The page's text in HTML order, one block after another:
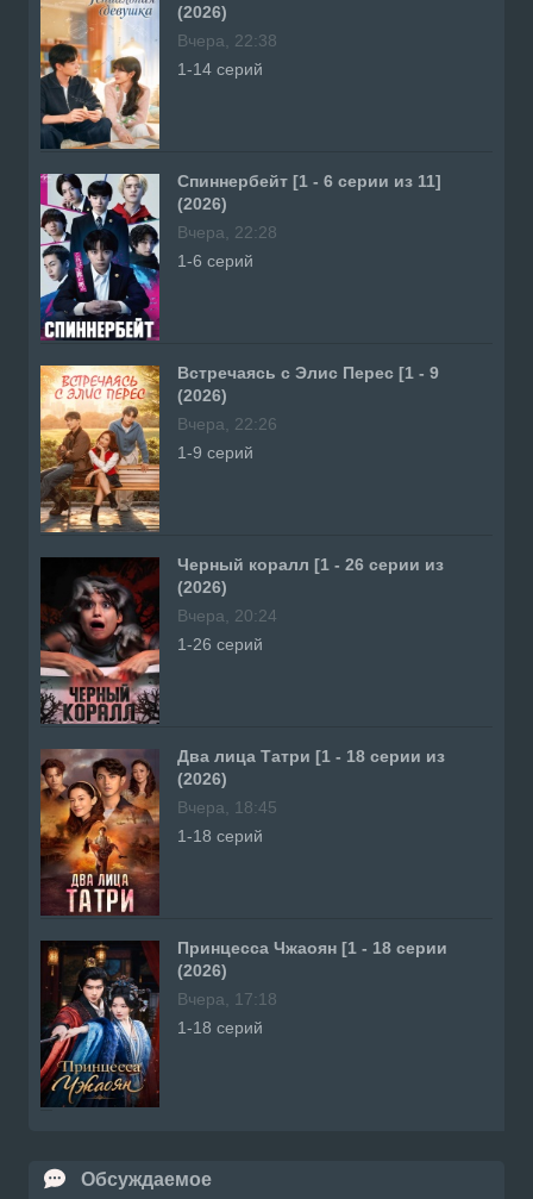
(2026)
Вчера, 22:38
1-14 серий
Спиннербейт [1 - 6 серии из 11]
(2026)
Вчера, 22:28
1-6 серий
Встречаясь с Элис Перес [1 - 9
(2026)
Вчера, 22:26
1-9 серий
Черный коралл [1 - 26 серии из
(2026)
Вчера, 20:24
1-26 серий
Два лица Татри [1 - 18 серии из
(2026)
Вчера, 18:45
1-18 серий
Принцесса Чжаоян [1 - 18 серии
(2026)
Вчера, 17:18
1-18 серий
Обсуждаемое